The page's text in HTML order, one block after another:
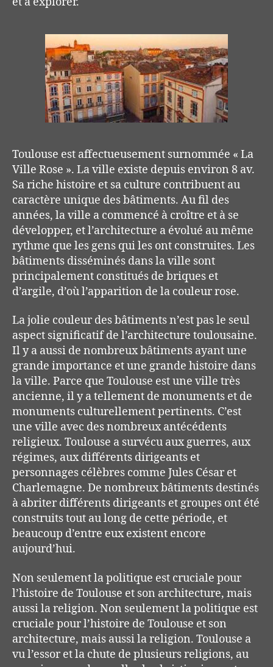
Toulouse est affectueusement surnommée « La
Ville Rose ». La ville existe depuis environ 8 av.
Sa riche histoire et sa culture contribuent au
caractère unique des bâtiments. Au fil des
années, la ville a commencé à croître et à se
développer, et l’architecture a évolué au même
rythme que les gens qui les ont construites. Les
bâtiments disséminés dans la ville sont
principalement constitués de briques et
d’argile, d’où l’apparition de la couleur rose.
La jolie couleur des bâtiments n’est pas le seul
aspect significatif de l’architecture toulousaine.
Il y a aussi de nombreux bâtiments ayant une
grande importance et une grande histoire dans
la ville. Parce que Toulouse est une ville très
ancienne, il y a tellement de monuments et de
monuments culturellement pertinents. C’est
une ville avec des nombreux antécédents
religieux. Toulouse a survécu aux guerres, aux
régimes, aux différents dirigeants et
personnages célèbres comme Jules César et
Charlemagne. De nombreux bâtiments destinés
à abriter différents dirigeants et groupes ont été
construits tout au long de cette période, et
beaucoup d’entre eux existent encore
aujourd’hui.
Non seulement la politique est cruciale pour
l’histoire de Toulouse et son architecture, mais
aussi la religion. Non seulement la politique est
cruciale pour l’histoire de Toulouse et son
architecture, mais aussi la religion. Toulouse a
vu l’essor et la chute de plusieurs religions, au